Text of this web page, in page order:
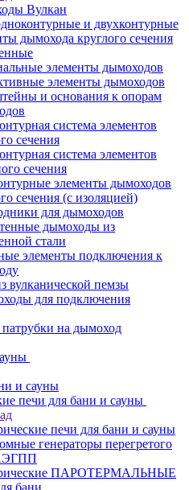
Вулкан
и двухконтурные
дымохода круглого сечения
элементы дымоходов
элементы дымоходов
и основания к опорам
система элементов
сечения
система элементов
сечения
элементы дымоходов
сечения (с изоляцией)
для дымоходов
дымоходы из
стали
элементы подключения к
вулканической пемзы
для подключения
на дымоход
и сауны
печи для бани и сауны
печи для бани и сауны
генераторы перегретого
ПАРОТЕРМАЛЬНЫЕ
бани